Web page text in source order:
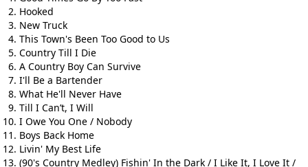
Hooked
New Truck
This Town's Been Too Good to Us
Country Till I Die
A Country Boy Can Survive
I'll Be a Bartender
What He'll Never Have
Till I Can’t, I Will
I Owe You One / Nobody
Boys Back Home
Livin' My Best Life
(90's Country Medley) Fishin' In the Dark / I Like It, I Love It /